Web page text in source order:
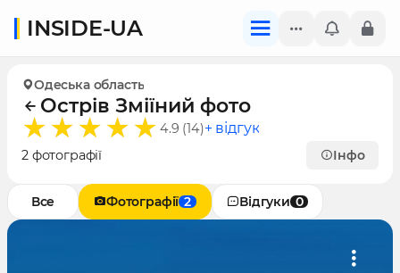
INSIDE-UA
Одеська область
Острів Зміїний фото
4.9 (14)+ відгук
2 фотографії Інфо
Все Фотографії 2 Відгуки 0